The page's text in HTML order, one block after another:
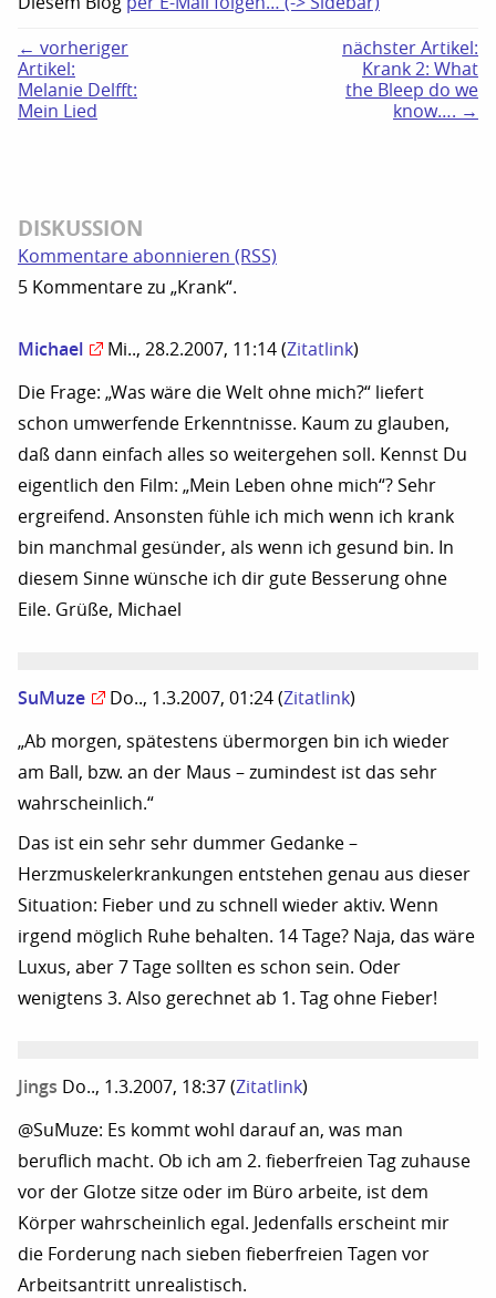
← vorheriger
Artikel:
Melanie Delfft:
Mein Lied
nächster Artikel:
Krank 2: What
the Bleep do we
know…. →
DISKUSSION
Kommentare abonnieren (RSS)
5 Kommentare zu „Krank“.
Michael Mi.., 28.2.2007, 11:14 (Zitatlink)
Die Frage: „Was wäre die Welt ohne mich?“ liefert
schon umwerfende Erkenntnisse. Kaum zu glauben,
daß dann einfach alles so weitergehen soll. Kennst Du
eigentlich den Film: „Mein Leben ohne mich“? Sehr
ergreifend. Ansonsten fühle ich mich wenn ich krank
bin manchmal gesünder, als wenn ich gesund bin. In
diesem Sinne wünsche ich dir gute Besserung ohne
Eile. Grüße, Michael
SuMuze Do.., 1.3.2007, 01:24 (Zitatlink)
„Ab morgen, spätestens übermorgen bin ich wieder
am Ball, bzw. an der Maus – zumindest ist das sehr
wahrscheinlich.“
Das ist ein sehr sehr dummer Gedanke –
Herzmuskelerkrankungen entstehen genau aus dieser
Situation: Fieber und zu schnell wieder aktiv. Wenn
irgend möglich Ruhe behalten. 14 Tage? Naja, das wäre
Luxus, aber 7 Tage sollten es schon sein. Oder
wenigtens 3. Also gerechnet ab 1. Tag ohne Fieber!
Jings Do.., 1.3.2007, 18:37 (Zitatlink)
@SuMuze: Es kommt wohl darauf an, was man
beruflich macht. Ob ich am 2. fieberfreien Tag zuhause
vor der Glotze sitze oder im Büro arbeite, ist dem
Körper wahrscheinlich egal. Jedenfalls erscheint mir
die Forderung nach sieben fieberfreien Tagen vor
Arbeitsantritt unrealistisch.